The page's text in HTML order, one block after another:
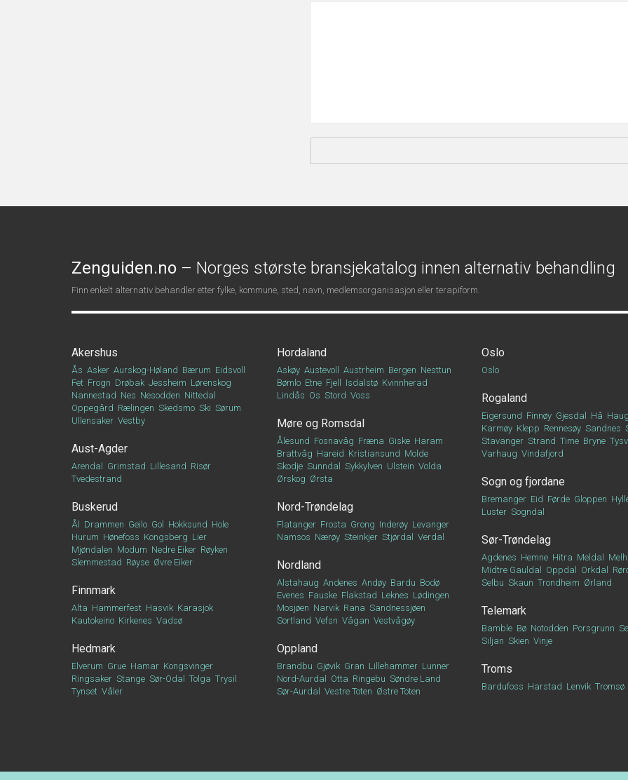
Zenguiden.no – Norges største bransjekatalog innen alternativ behandling
Finn enkelt alternativ behandler etter fylke, kommune, sted, navn, medlemsorganisasjon eller terapiform.
Akershus
Ås Asker Aurskog-Høland Bærum Eidsvoll
Fet Frogn Drøbak Jessheim Lørenskog
Nannestad Nes Nesodden Nittedal
Oppegård Rælingen Skedsmo Ski Sørum
Ullensaker Vestby
Aust-Agder
Arendal Grimstad Lillesand Risør
Tvedestrand
Buskerud
Ål Drammen Geilo Gol Hokksund Hole
Hurum Hønefoss Kongsberg Lier
Mjøndalen Modum Nedre Eiker Røyken
Slemmestad Røyse Øvre Eiker
Finnmark
Alta Hammerfest Hasvik Karasjok
Kautokeino Kirkenes Vadsø
Hedmark
Elverum Grue Hamar Kongsvinger
Ringsaker Stange Sør-Odal Tolga Trysil
Tynset Våler
Hordaland
Askøy Austevoll Austrheim Bergen Nesttun
Bømlo Etne Fjell Isdalstø Kvinnherad
Lindås Os Stord Voss
Møre og Romsdal
Ålesund Fosnavåg Fræna Giske Haram
Brattvåg Hareid Kristiansund Molde
Skodje Sunndal Sykkylven Ulstein Volda
Ørskog Ørsta
Nord-Trøndelag
Flatanger Frosta Grong Inderøy Levanger
Namsos Nærøy Steinkjer Stjørdal Verdal
Nordland
Alstahaug Andenes Andøy Bardu Bodø
Evenes Fauske Flakstad Leknes Lødingen
Mosjøen Narvik Rana Sandnessjøen
Sortland Vefsn Vågan Vestvågøy
Oppland
Brandbu Gjøvik Gran Lillehammer Lunner
Nord-Aurdal
Otta Ringebu Søndre Land
Sør-Aurdal
Vestre Toten Østre Toten
Oslo
Oslo
Rogaland
Eigersund Finnøy Gjesdal Hå
Karmøy Klepp Rennesøy Sandnes
Stavanger Strand Time Bryne
Varhaug Vindafjord
Sogn og fjordane
Bremanger Eid Førde Gloppen
Luster Sogndal
Sør-Trøndelag
Agdenes Hemne Hitra Meldal
Midtre Gauldal
Oppdal Orkdal
Selbu Skaun Trondheim Ørland
Telemark
Bamble Bø Notodden Porsgrunn
Siljan Skien Vinje
Troms
Bardufoss Harstad Lenvik Tromsø